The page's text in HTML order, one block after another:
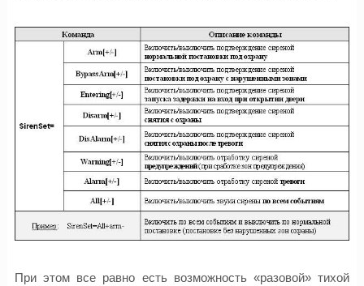
При этом все равно есть возможность «разовой» тихой